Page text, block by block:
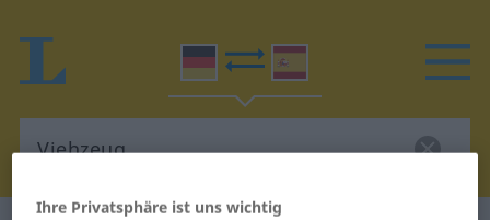
Ihre Privatsphäre ist uns wichtig